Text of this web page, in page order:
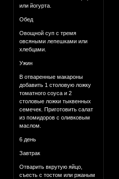
или йогурта.
Обед
Овощной суп с тремя
овсяными лепешками или
хлебцами.
Ужин
В отваренные макароны
добавить 1 столовую ложку
томатного соуса и 2
столовые ложки тыквенных
семечек. Приготовить салат
из помидоров с оливковым
маслом.
6 день
Завтрак
Отварить вкрутую яйцо,
съесть с тостом или ржаным